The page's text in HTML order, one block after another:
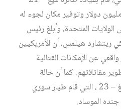
دولار وتوفير مكان لجوء له
الولايات المتحدة، وأبلغ رئيس
ريتشارد هيلمس، أن الأمريكيين
عن الإمكانات القتالية
مقاتلاتهم. كما أن حالة
مشابهة حدثت مع الطائرة ميغ – 23 ، التي قام طيار سوري